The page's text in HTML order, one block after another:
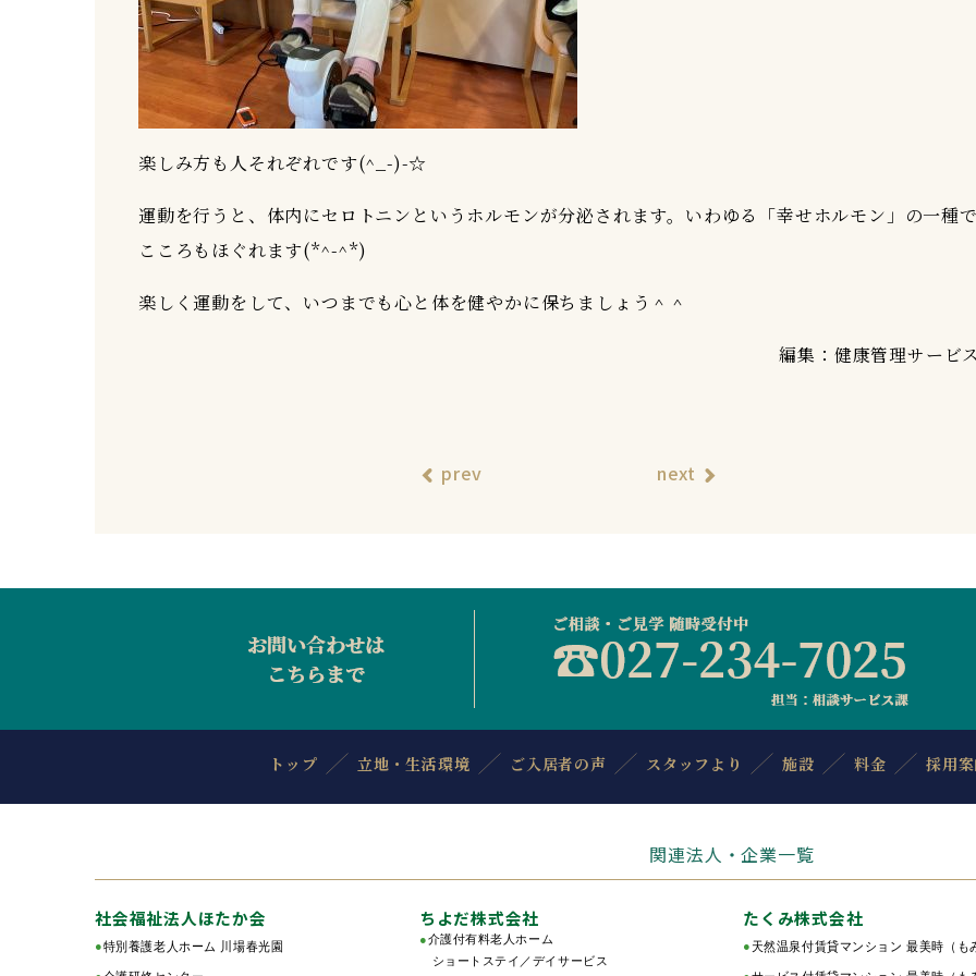
楽しみ方も人それぞれです(^_-)-☆
運動を行うと、体内にセロトニンというホルモンが分泌されます。いわゆる「幸せホルモン」の一種で
こころもほぐれます(*^-^*)
楽しく運動をして、いつまでも心と体を健やかに保ちましょう＾＾
編集：健康管理サービ
prev next
トップ 立地・生活環境 ご入居者の声 スタッフより 施設 料金 採用
関連法人・企業一覧
社会福祉法人ほたか会
●特別養護老人ホーム 川場春光園
ちよだ株式会社
●介護付有料老人ホーム
ショートステイ／デイサービス
たくみ株式会社
● 天然温泉付賃貸マンション 最美時（も